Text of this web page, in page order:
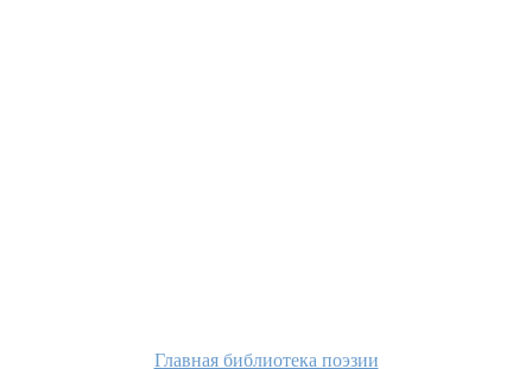
Главная библиотека поэзии